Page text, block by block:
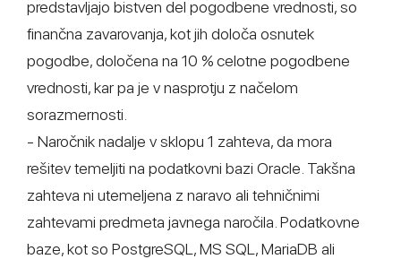
predstavljajo bistven del pogodbene vrednosti, so
finančna zavarovanja, kot jih določa osnutek
pogodbe, določena na 10 % celotne pogodbene
vrednosti, kar pa je v nasprotju z načelom
sorazmernosti.
- Naročnik nadalje v sklopu 1 zahteva, da mora
rešitev temeljiti na podatkovni bazi Oracle. Takšna
zahteva ni utemeljena z naravo ali tehničnimi
zahtevami predmeta javnega naročila. Podatkovne
baze, kot so PostgreSQL, MS SQL, MariaDB ali